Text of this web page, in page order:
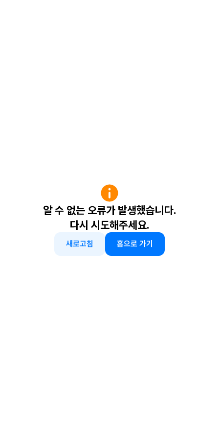
알 수 없는 오류가 발생했습니다.
다시 시도해주세요.
새로고침 홈으로 가기